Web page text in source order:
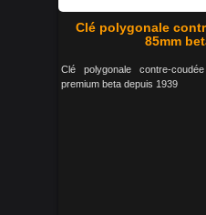
Clé polygonale
85mm
Clé polygonale contre-
premium beta depuis 1939